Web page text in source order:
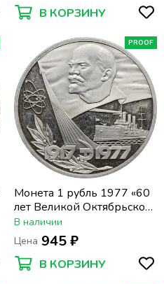
В КОРЗИНУ
PROOF
Монета 1 рубль 1977 «60
лет Великой Октябрьской
революции» (Новодел)
В наличии
Цена 945 ₽
В КОРЗИНУ